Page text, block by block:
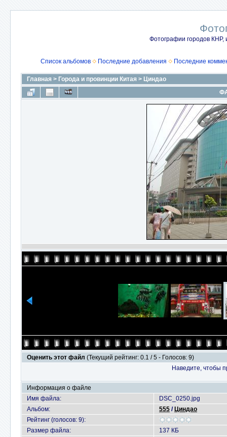
Фотографии городов КНР,
Список альбомов Последние добавления Последние
Главная > Города и провинции Китая > Циндао
Оценить этот файл (Текущий рейтинг: 0.1 / 5 - Голосов: 9)
Наведите, чтобы
Информация о файле
Имя файла:
DSC_0250.jpg
Альбом:
555 / Циндао
Рейтинг (голосов: 9):
Размер файла:
137 КБ